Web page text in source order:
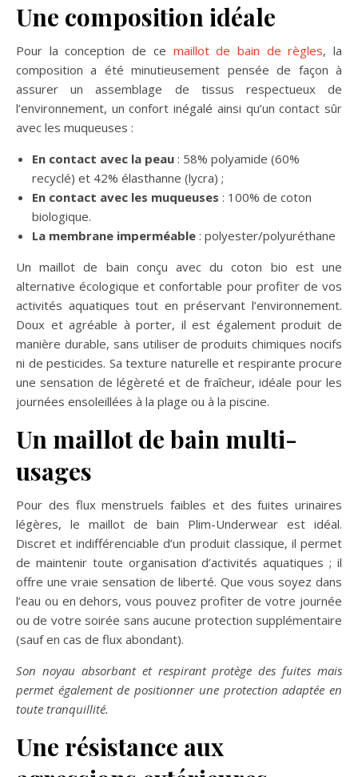
Une composition idéale
Pour la conception de ce maillot de bain de règles, la
composition a été minutieusement pensée de façon à
assurer un assemblage de tissus respectueux de
l’environnement, un confort inégalé ainsi qu’un contact sûr
avec les muqueuses :
En contact avec la peau : 58% polyamide (60%
recyclé) et 42% élasthanne (lycra) ;
En contact avec les muqueuses : 100% de coton
biologique.
La membrane imperméable : polyester/polyuréthane
Un maillot de bain conçu avec du coton bio est une
alternative écologique et confortable pour profiter de vos
activités aquatiques tout en préservant l’environnement.
Doux et agréable à porter, il est également produit de
manière durable, sans utiliser de produits chimiques nocifs
ni de pesticides. Sa texture naturelle et respirante procure
une sensation de légèreté et de fraîcheur, idéale pour les
journées ensoleillées à la plage ou à la piscine.
Un maillot de bain multi-
usages
Pour des flux menstruels faibles et des fuites urinaires
légères, le maillot de bain Plim-Underwear est idéal.
Discret et indifférenciable d’un produit classique, il permet
de maintenir toute organisation d’activités aquatiques ; il
offre une vraie sensation de liberté. Que vous soyez dans
l’eau ou en dehors, vous pouvez profiter de votre journée
ou de votre soirée sans aucune protection supplémentaire
(sauf en cas de flux abondant).
Son noyau absorbant et respirant protège des fuites mais
permet également de positionner une protection adaptée en
toute tranquillité.
Une résistance aux